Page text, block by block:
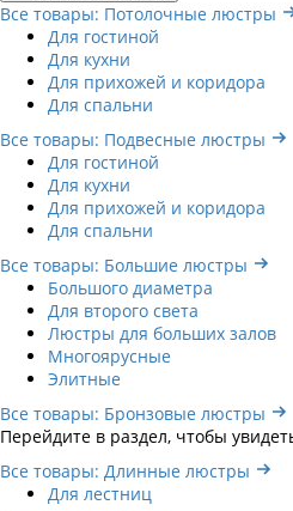
Все товары: Потолочные люстры
Для гостиной
Для кухни
Для прихожей и коридора
Для спальни
Все товары: Подвесные люстры
Для гостиной
Для кухни
Для прихожей и коридора
Для спальни
Все товары: Большие люстры
Большого диаметра
Для второго света
Люстры для больших залов
Многоярусные
Элитные
Все товары: Бронзовые люстры
Перейдите в раздел, чтобы
Все товары: Длинные люстры
Для лестниц